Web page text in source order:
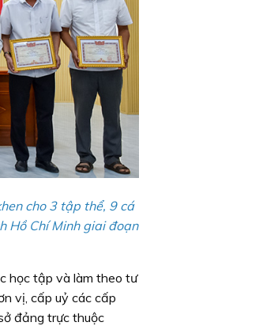
cho 3 tập thể, 9 cá
Hồ Chí Minh giai đoạn
học tập và làm theo tư
vị, cấp uỷ các cấp
đảng trực thuộc